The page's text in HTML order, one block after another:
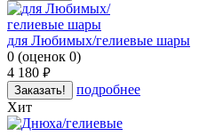
для Любимых/гелиевые шары
0 (оценок 0)
4 180 руб.
Заказать!
подробнее
Хит